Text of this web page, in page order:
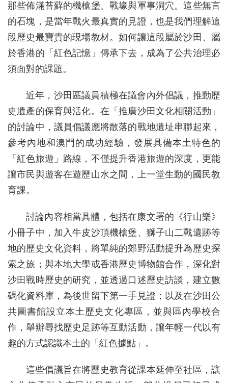
那些佈滿苔蘚的機槍堡、戰壕與軍事洞穴。這些無言
的石塊，是當年戰火最真實的見證，也是我們理解這
段歷史最寶貴的現場教材。如何讓這段屬於沙田、屬
於香港的「紅色記憶」傳承下去，成為了公共治理必
須面對的課題。
近年，沙田區議員積極在議會內外倡議，推動歷
史遺產的保育與活化。在「推廣沙田文化相關活動」
的討論中，議員倡議應將散落的戰地遺址串聯起來，
參考內地和澳門的成功經驗，發展具備本土特色的
「紅色旅遊」路線，不僅提升香港旅遊的深度，更能
讓市民與遊客在遊歷山水之間，上一堂生動的國民教
育課。
討論內容相當具體，包括在康文署的《行山樂》
小冊子中，加入牛皮沙頂機槍堡、獅子山二戰遺跡等
地的歷史文化資料，將單純的郊野活動提升為歷史探
索之旅；與本地大學或香港歷史博物館合作，深化對
沙田戰時歷史的研究，並透過口述歷史訪談，建立數
碼化資料庫，為後世留下第一手見證；以及在沙田公
共圖書館設立本土歷史文化專區，並與區內學校合
作，舉辦尋找歷史足跡等互動活動，讓年輕一代以有
趣的方式認識本土的「紅色據點」。
這些倡議旨在將歷史教育從課本延伸至社區，讓